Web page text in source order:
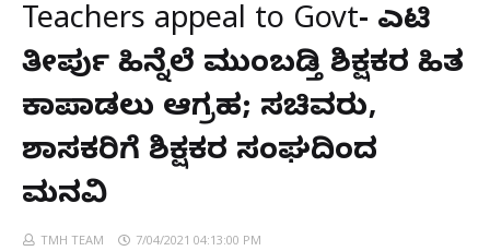
Teachers appeal to Govt- ಕೆಎಟಿ
ತೀರ್ಪು ಹಿನ್ನೆಲೆ ಮುಂಬಡ್ತಿ ಶಿಕ್ಷಕರ ಹಿತ
ಕಾಪಾಡಲು ಆಗ್ರಹ; ಸಚಿವರು,
ಶಾಸಕರಿಗೆ ಶಿಕ್ಷಕರ ಸಂಘದಿಂದ
ಮನವಿ
TMH TEAM 7/04/2021 04:13:00 PM